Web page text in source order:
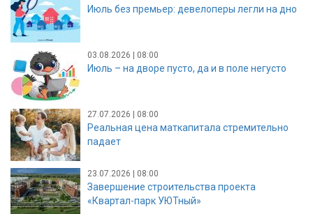
Июль без премьер: девелоперы легли на дно
03.08.2026 | 08:00
Июль – на дворе пусто, да и в поле негусто
27.07.2026 | 08:00
Реальная цена маткапитала стремительно
падает
23.07.2026 | 08:00
Завершение строительства проекта
«Квартал-парк УЮТный»